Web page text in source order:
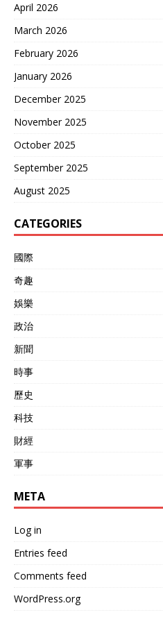
April 2026
March 2026
February 2026
January 2026
December 2025
November 2025
October 2025
September 2025
August 2025
CATEGORIES
國際
奇趣
娛樂
政治
新聞
時事
歷史
科技
財經
軍事
META
Log in
Entries feed
Comments feed
WordPress.org